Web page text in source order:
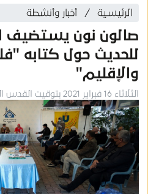
الرئيسية أخبار وأنشطة
صالون نون يستضيف
للحديث حول كتابه
والإقليم"
الثلاثاء 16 فبراير 2021 بتوقيت القدس المحتلة